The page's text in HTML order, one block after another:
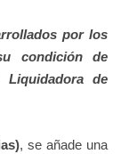
por los
condición de
de
, se añade una